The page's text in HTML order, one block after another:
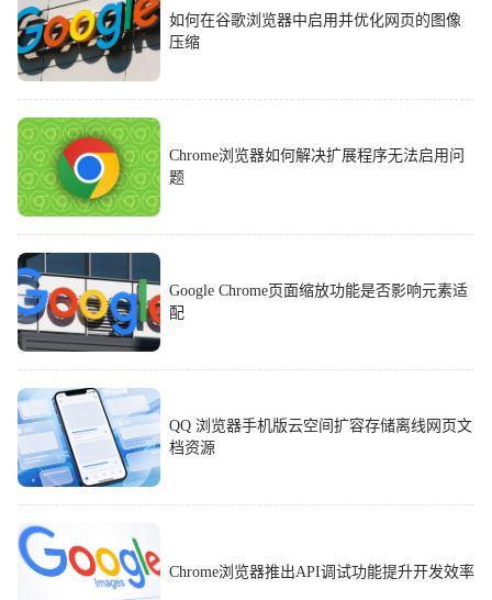
如何在谷歌浏览器中启用并优化网页的图像
压缩
Chrome浏览器如何解决扩展程序无法启用问
题
Google Chrome页面缩放功能是否影响元素适
配
QQ 浏览器手机版云空间扩容存储离线网页文
档资源
Chrome浏览器推出API调试功能提升开发效率